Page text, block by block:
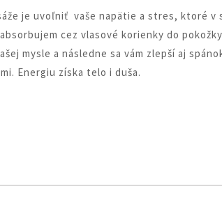
je uvoľniť vaše napätie a stres, ktoré v
cez vlasové korienky do
mysle a následne sa vám zlepší aj
Energiu získa telo i duša.